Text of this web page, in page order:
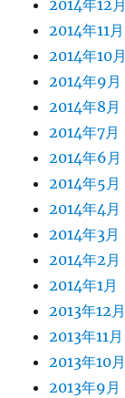
2014年12月
2014年11月
2014年10月
2014年9月
2014年8月
2014年7月
2014年6月
2014年5月
2014年4月
2014年3月
2014年2月
2014年1月
2013年12月
2013年11月
2013年10月
2013年9月